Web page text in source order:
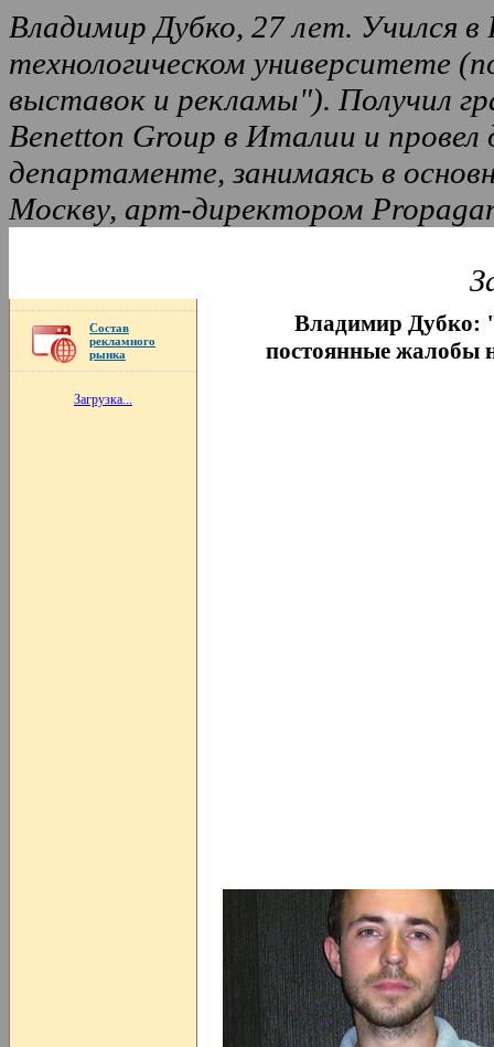
Владимир Дубко, 27 лет. Учился
технологическом университете
выставок и рекламы"). Получил
Benetton Group в Италии и
департаменте, занимаясь в
Москву, арт-директором
Состав
рекламного
рынка
Загрузка...
Владимир Дубко:
постоянные жалобы